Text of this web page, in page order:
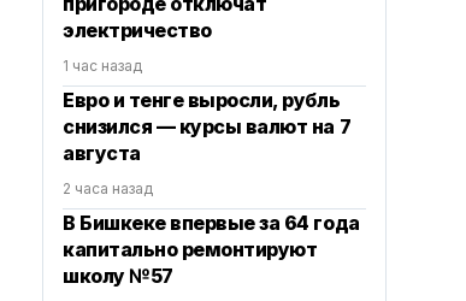
электричество
1 час назад
Евро и тенге выросли, рубль
снизился — курсы валют на 7
августа
2 часа назад
В Бишкеке впервые за 64 года
капитально ремонтируют
школу №57